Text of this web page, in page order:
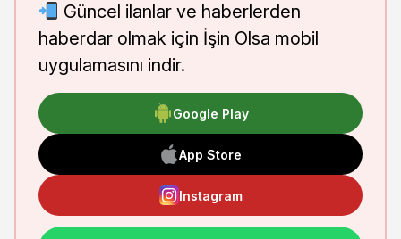
Güncel ilanlar ve haberlerden
haberdar olmak için İşin Olsa mobil
uygulamasını indir.
Google Play
App Store
Instagram